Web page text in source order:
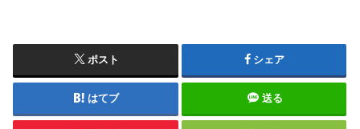
ポスト シェア
はてブ 送る